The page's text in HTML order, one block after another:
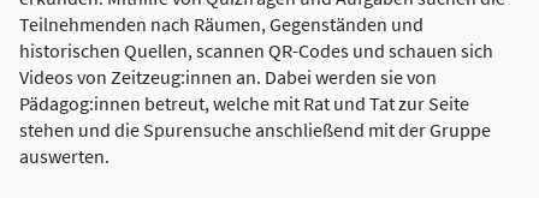
Teilnehmenden nach Räumen, Gegenständen und
historischen Quellen, scannen QR-Codes und schauen sich
Videos von Zeitzeug:innen an. Dabei werden sie von
Pädagog:innen betreut, welche mit Rat und Tat zur Seite
stehen und die Spurensuche anschließend mit der Gruppe
auswerten.